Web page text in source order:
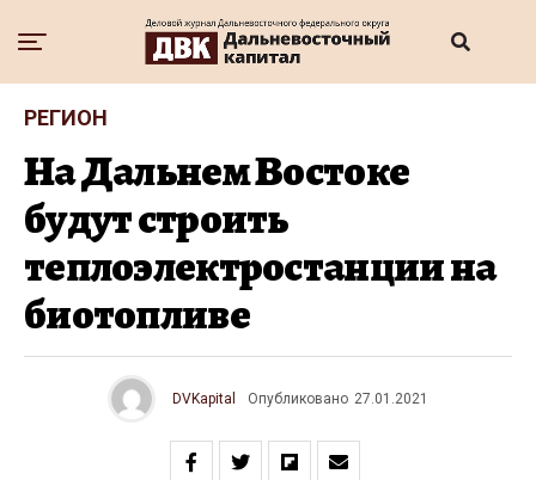
РЕГИОН
На Дальнем Востоке
будут строить
теплоэлектростанции на
биотопливе
DVKapital Опубликовано 27.01.2021